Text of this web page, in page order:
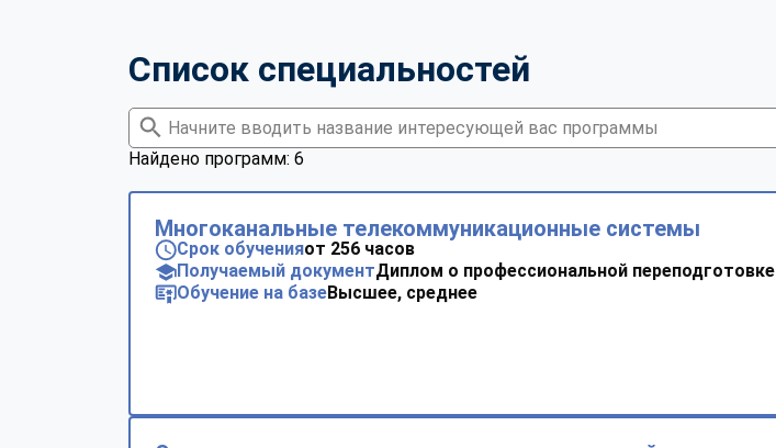
Список специальностей
Найдено программ: 6
Многоканальные телекоммуникационные системы
Срок обученияот 256 часов
Получаемый документДиплом о профессиональной переподготовке
Обучение на базеВысшее, среднее